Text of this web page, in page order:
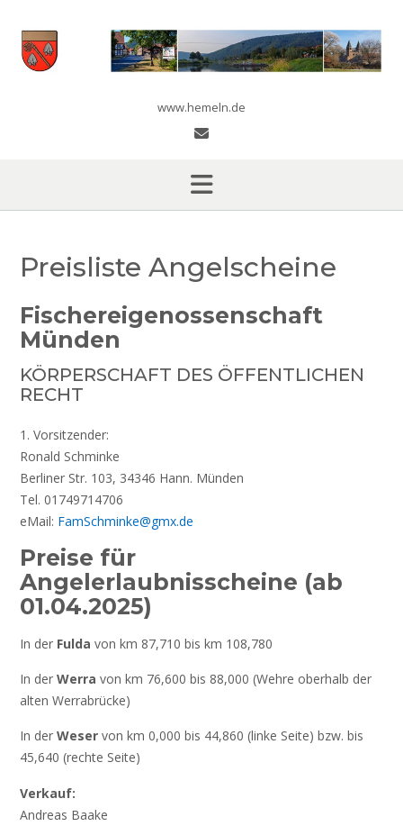
content
www.hemeln.de
Preisliste Angelscheine
Fischereigenossenschaft
Münden
KÖRPERSCHAFT DES ÖFFENTLICHEN
RECHT
1. Vorsitzender:
Ronald Schminke
Berliner Str. 103, 34346 Hann. Münden
Tel. 01749714706
eMail: FamSchminke@gmx.de
Preise für
Angelerlaubnisscheine (ab
01.04.2025)
In der Fulda von km 87,710 bis km 108,780
In der Werra von km 76,600 bis 88,000 (Wehre oberhalb der
alten Werrabrücke)
In der Weser von km 0,000 bis 44,860 (linke Seite) bzw. bis
45,640 (rechte Seite)
Verkauf:
Andreas Baake